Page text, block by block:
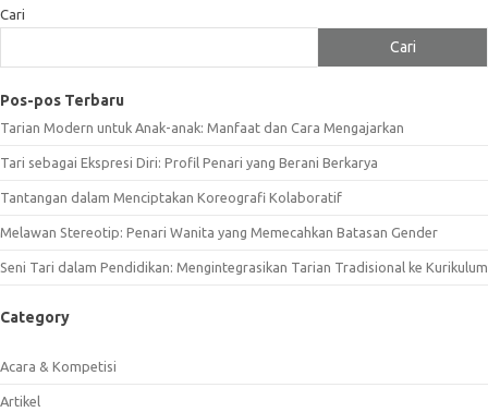
Cari
Cari
Pos-pos Terbaru
Tarian Modern untuk Anak-anak: Manfaat dan Cara Mengajarkan
Tari sebagai Ekspresi Diri: Profil Penari yang Berani Berkarya
Tantangan dalam Menciptakan Koreografi Kolaboratif
Melawan Stereotip: Penari Wanita yang Memecahkan Batasan Gender
Seni Tari dalam Pendidikan: Mengintegrasikan Tarian Tradisional ke Kurikulum
Category
Acara & Kompetisi
Artikel